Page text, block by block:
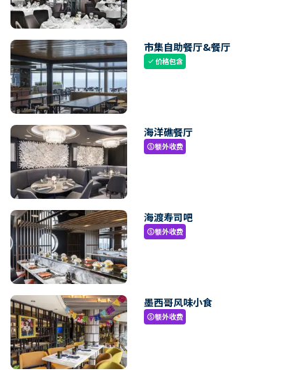
市集自助餐厅&餐厅
check价格包含
海洋礁餐厅
paid额外收费
海渡寿司吧
paid额外收费
墨西哥风味小食
paid额外收费